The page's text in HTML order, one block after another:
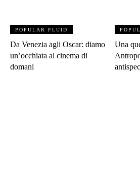
POPULAR FLUID
Da Venezia agli Oscar: diamo
un’occhiata al cinema di
domani
Una